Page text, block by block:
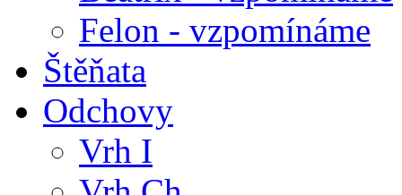
Felon - vzpomínáme
Štěňata
Odchovy
Vrh I